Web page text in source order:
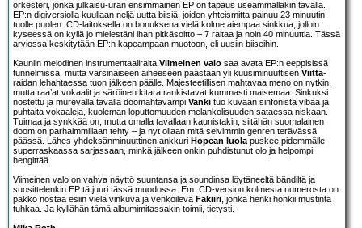
orkesteri, jonka julkaisu-uran ensimmäinen EP on tapaus useammallakin tavalla.
EP:n digiversiolla kuullaan neljä uutta biisiä, joiden yhteismitta painuu 23 minuutin
tuolle puolen. CD-laitoksella on bonuksena vielä kolme aiempaa sinkkua, jolloin
kyseessä on kyllä jo mielestäni ihan pitkäsoitto – 7 raitaa ja noin 40 minuuttia. Tässä
arviossa keskitytään EP:n kapeampaan muotoon, eli uusiin biiseihin.
Kauniin melodinen instrumentaaliraita Viimeinen valo saa avata EP:n eeppisissä
tunnelmissa, mutta varsinaiseen aiheeseen päästään yli kuusiminuuttisen Viitta-
raidan lehahtaessa tuon jälkeen päälle. Majesteetillisen mahtavaa meno on nytkin,
mutta raa’at vokaalit ja säröinen kitara rankistavat kummasti maisemaa. Sinkuksi
nostettu ja murevalla tavalla doomahtavampi Vanki tuo kuvaan sinfonista vibaa ja
puhtaita vokaaleja, kuoleman loputtomuuden melankolisuuden sataessa niskaan.
Tuimaa ja synkkää on, mutta omalla tavallaan kaunistakin, siitähän suomalainen
doom on parhaimmillaan tehty – ja nyt ollaan mitä selvimmin genren terävässä
päässä. Lähes yhdeksänminuuttinen ankkuri Hopean luola puskee pidemmälle
superraskaassa sarjassaan, minkä jälkeen onkin puhdistunut olo ja helpompi
hengittää.
Viimeinen valo on vahva näyttö suuntansa ja soundinsa löytäneeltä bändiltä ja
suosittelenkin EP:tä juuri tässä muodossa. Em. CD-version kolmesta numerosta on
pakko nostaa esiin vielä vinkuva ja venkoileva Fakiiri , jonka henki hönkii mustinta
tuhkaa. Ja kyllähän tämä albumimitassakin toimii, tietysti.